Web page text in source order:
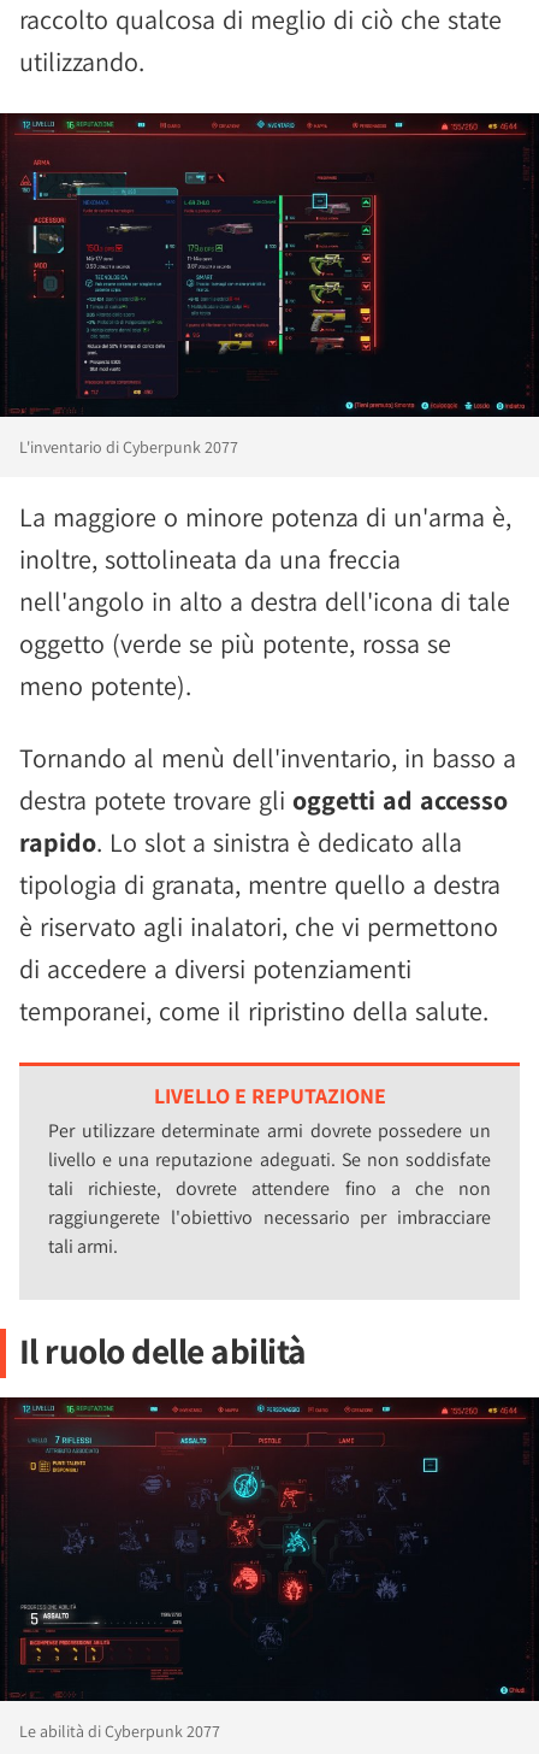
raccolto qualcosa di meglio di ciò che state
utilizzando.
L'inventario di Cyberpunk 2077
La maggiore o minore potenza di un'arma è,
inoltre, sottolineata da una freccia
nell'angolo in alto a destra dell'icona di tale
oggetto (verde se più potente, rossa se
meno potente).
Tornando al menù dell'inventario, in basso a
destra potete trovare gli oggetti ad accesso
rapido. Lo slot a sinistra è dedicato alla
tipologia di granata, mentre quello a destra
è riservato agli inalatori, che vi permettono
di accedere a diversi potenziamenti
temporanei, come il ripristino della salute.
LIVELLO E REPUTAZIONE
Per utilizzare determinate armi dovrete possedere un
livello e una reputazione adeguati. Se non soddisfate
tali richieste, dovrete attendere fino a che non
raggiungerete l'obiettivo necessario per imbracciare
tali armi.
Il ruolo delle abilità
Le abilità di Cyberpunk 2077